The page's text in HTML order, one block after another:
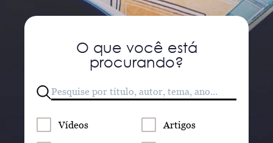
O que você está
procurando?
Vídeos Artigos